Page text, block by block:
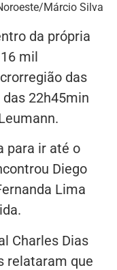
Márcio Silva
da própria
mil
das
22h45min
para ir até o
Diego
Lima
Charles Dias
relataram que